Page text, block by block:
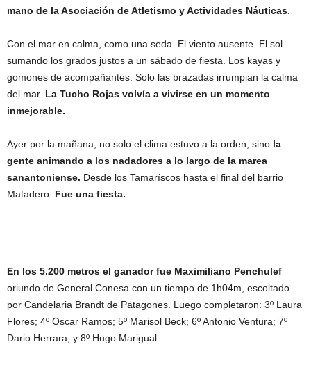
mano de la Asociación de Atletismo y Actividades Náuticas
Con el mar en calma, como una seda. El viento ausente. El sol
sumando los grados justos a un sábado de fiesta. Los kayas y
gomones de acompañantes. Solo las brazadas irrumpian la calma
del mar. La Tucho Rojas volvía a vivirse en un momento
inmejorable.
Ayer por la mañana, no solo el clima estuvo a la orden, sino la
gente animando a los nadadores a lo largo de la marea
sanantoniense. Desde los Tamaríscos hasta el final del barrio
Matadero. Fue una fiesta.
En los 5.200 metros el ganador fue Maximiliano Penchulef
oriundo de General Conesa con un tiempo de 1h04m, escoltado
por Candelaria Brandt de Patagones. Luego completaron: 3º Laura
Flores; 4º Oscar Ramos; 5º Marisol Beck; 6º Antonio Ventura; 7º
Dario Herrara; y 8º Hugo Marigual.